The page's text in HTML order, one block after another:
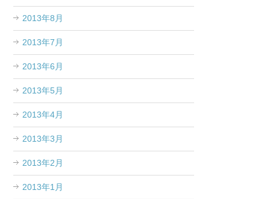
2013年8月
2013年7月
2013年6月
2013年5月
2013年4月
2013年3月
2013年2月
2013年1月